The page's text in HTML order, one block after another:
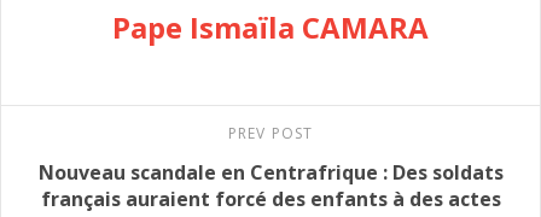
Pape Ismaïla CAMARA
PREV POST
Nouveau scandale en Centrafrique : Des soldats
français auraient forcé des enfants à des actes